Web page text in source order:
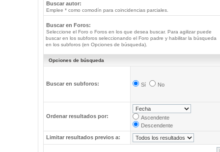
Buscar autor:
Emplee * como comodín para coincidencias parciales.
Buscar en Foros:
Seleccione el Foro o Foros en los que desea buscar. Para agilizar puede
buscar en los subforos seleccionando el Foro padre y habilitar la búsqueda
en los subforos (en Opciones de búsqueda).
Opciones de búsqueda
Buscar en subforos: Sí No
Ordenar resultados por:
Ascendente
Descendente
Limitar resultados previos a: